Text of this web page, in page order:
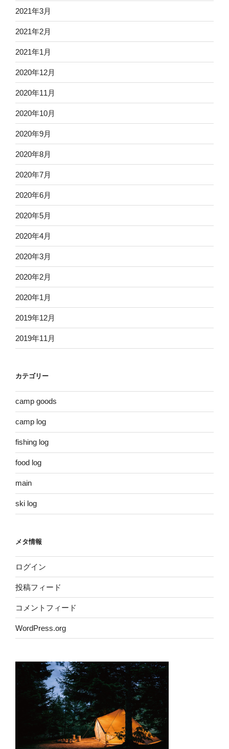
2021年3月
2021年2月
2021年1月
2020年12月
2020年11月
2020年10月
2020年9月
2020年8月
2020年7月
2020年6月
2020年5月
2020年4月
2020年3月
2020年2月
2020年1月
2019年12月
2019年11月
カテゴリー
camp goods
camp log
fishing log
food log
main
ski log
メタ情報
ログイン
投稿フィード
コメントフィード
WordPress.org